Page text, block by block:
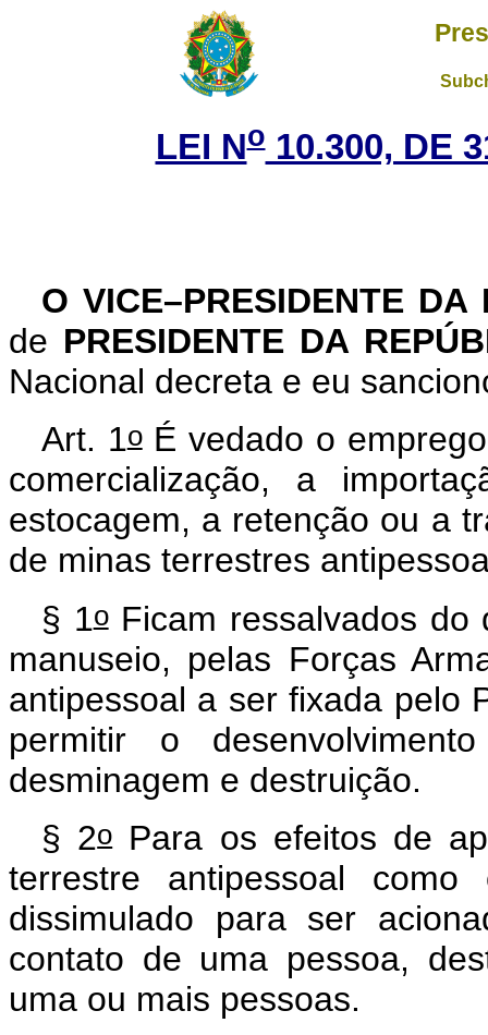
LEI No10.300, DE
O VICE–PRESIDENTE DA
de PRESIDENTE DA
Nacional decreta e eu
Art. 1oÉ vedado o
comercialização, a
estocagem, a retenção ou a
de minas terrestres
§ 1oFicam ressalvados do
manuseio, pelas Forças
antipessoal a ser fixada pelo
permitir o
desminagem e destruição.
§ 2oPara os efeitos de
terrestre antipessoal
dissimulado para ser
contato de uma pessoa,
uma ou mais pessoas.